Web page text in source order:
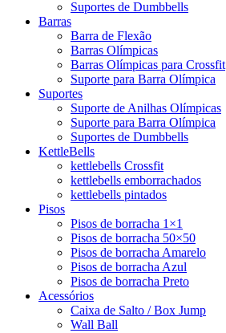
Suportes de Dumbbells
Barras
Barra de Flexão
Barras Olímpicas
Barras Olímpicas para Crossfit
Suporte para Barra Olímpica
Suportes
Suporte de Anilhas Olímpicas
Suporte para Barra Olímpica
Suportes de Dumbbells
KettleBells
kettlebells Crossfit
kettlebells emborrachados
kettlebells pintados
Pisos
Pisos de borracha 1×1
Pisos de borracha 50×50
Pisos de borracha Amarelo
Pisos de borracha Azul
Pisos de borracha Preto
Acessórios
Caixa de Salto / Box Jump
Wall Ball